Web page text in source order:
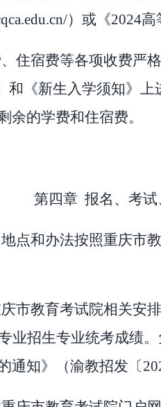
）或《2024高
住宿费等各项收费严
和《新生入学须知》
余的学费和住宿费。
第四章 报名、考
点和办法按照重庆市
市教育考试院相关安
业招生专业统考成绩
通知》（渝教招发〔